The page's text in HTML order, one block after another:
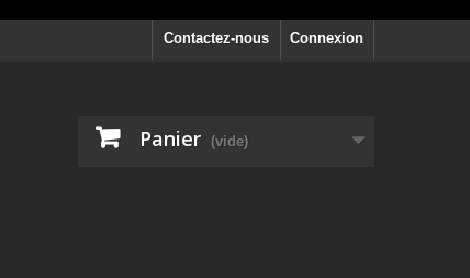
Connexion
Contactez-nous
Panier (vide)